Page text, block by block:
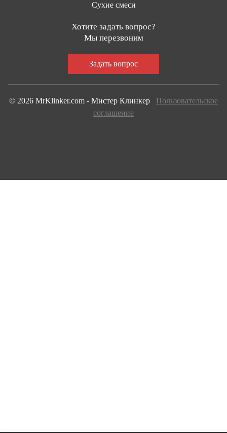
Сухие смеси
Хотите задать вопрос?
Мы перезвоним
© 2026 MrKlinker.com - Мистер Клинкер Пользовательское
соглашение